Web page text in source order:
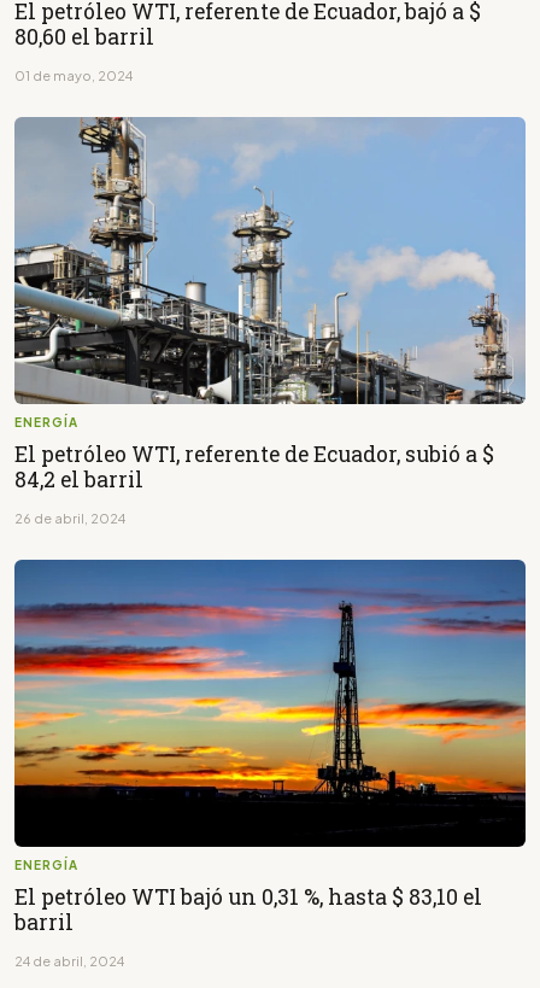
El petróleo WTI, referente de Ecuador, bajó a $
80,60 el barril
01 de mayo, 2024
ENERGÍA
El petróleo WTI, referente de Ecuador, subió a $
84,2 el barril
26 de abril, 2024
ENERGÍA
El petróleo WTI bajó un 0,31 %, hasta $ 83,10 el
barril
24 de abril, 2024